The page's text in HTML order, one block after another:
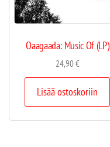
Oaagaada: Music Of (LP)
24,90€
Lisää ostoskoriin